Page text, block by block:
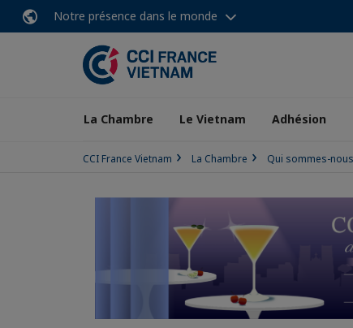
Notre présence dans le monde
La Chambre Le Vietnam Adhésion
CCI France Vietnam La Chambre Qui sommes-